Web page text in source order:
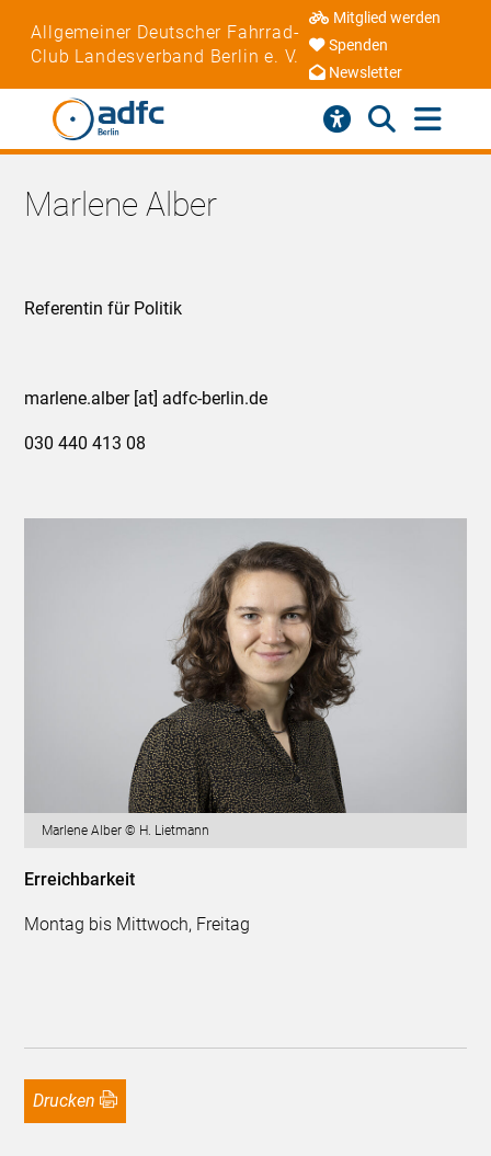
Allgemeiner Deutscher Fahrrad-
Club Landesverband Berlin e. V.
Mitglied werden
Spenden
Newsletter
Marlene Alber
Referentin für Politik
marlene.alber [at] adfc-berlin.de
030 440 413 08
Marlene Alber © H. Lietmann
Erreichbarkeit
Montag bis Mittwoch, Freitag
Drucken